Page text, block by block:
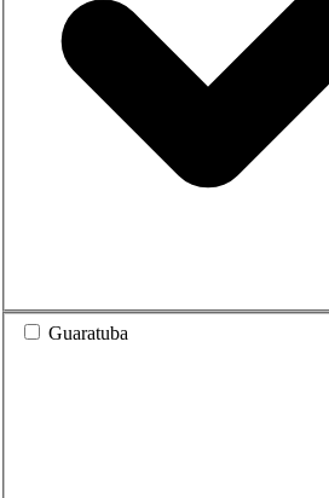
Guaratuba